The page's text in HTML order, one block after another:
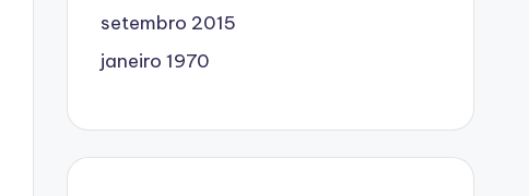
setembro 2015
janeiro 1970